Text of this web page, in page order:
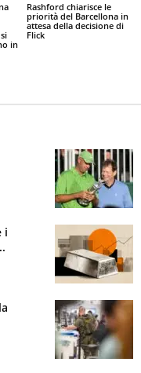
in
Rashford chiarisce le
priorità del Barcellona in
attesa della decisione di
Flick
i